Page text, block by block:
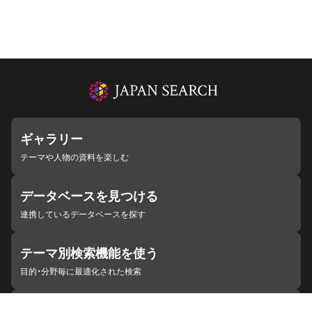
ギャラリー
テーマや人物の資料を楽しむ
データベースを見つける
連携しているデータベースを探す
テーマ別検索機能を使う
目的・分野毎に最適化された検索